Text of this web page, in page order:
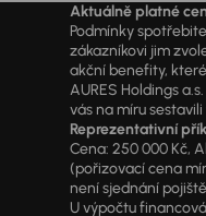
Aktuálně platné
Podmínky
zákazníkovi jim
akční benefity,
AURES Holdings
vás na míru
Reprezentativní
Cena: 250 000 Kč,
(pořizovací cena
není sjednání
U výpočtu